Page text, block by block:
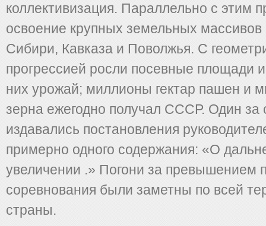
коллективизация. Параллельно с этим
освоение крупных земельных массивов
Сибири, Кавказа и Поволжья. С
прогрессией росли посевные площади
них урожай; миллионы гектар пашен и
зерна ежегодно получал СССР. Один за
издавались постановления
примерно одного содержания: «О
увеличении .» Погони за превышением
соревнования были заметны по всей
страны.